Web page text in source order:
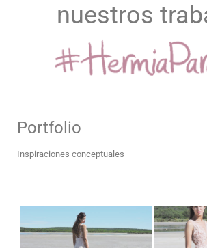
nuestros
Portfolio
Inspiraciones conceptuales